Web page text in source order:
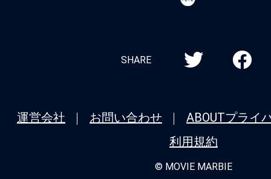
SHARE
運営会社 お問い合わせ ABOUTプライ
利用規約
© MOVIE MARBIE